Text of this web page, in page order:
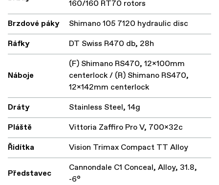
160/160 RT70 rotors
Brzdové páky
Shimano 105 7120 hydraulic disc
Ráfky
DT Swiss R470 db, 28h
Náboje
(F) Shimano RS470, 12x100mm
centerlock / (R) Shimano RS470,
12x142mm centerlock
Dráty
Stainless Steel, 14g
Pláště
Vittoria Zaffiro Pro V, 700x32c
Řidítka
Vision Trimax Compact TT Alloy
Představec
Cannondale C1 Conceal, Alloy, 31.8,
-6°